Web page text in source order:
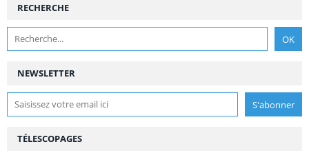
NEWSLETTER
RECHERCHE
TÉLESCOPAGES